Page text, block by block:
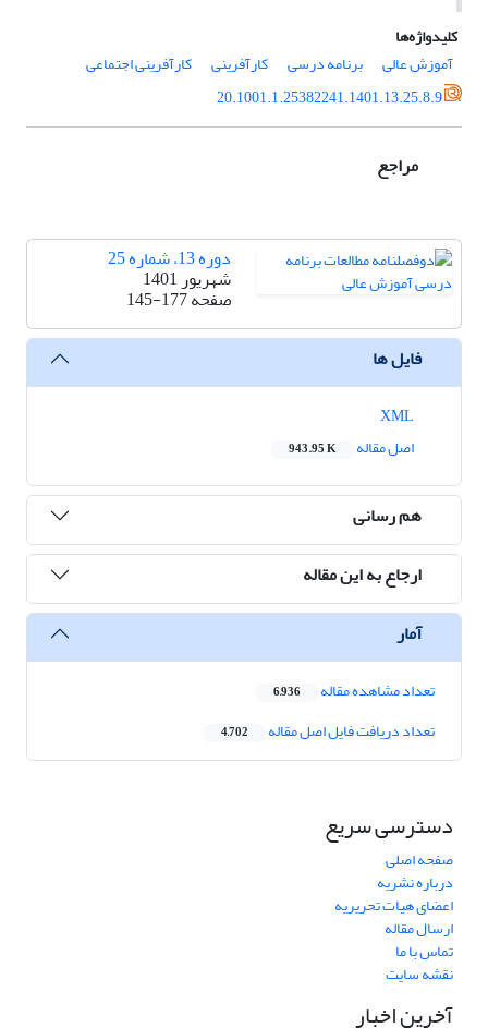
کلیدواژه‌ها
آموزش عالی
برنامه درسی کارآفرینی
کارآفرینی اجتماعی
20.1001.1.25382241.1401.13.25.8.9
مراجع
دوره 13، شماره 25
شهریور 1401
صفحه145-177
فایل ها
اصل مقاله
943.95 K
هم رسانی
ارجاع به این مقاله
آمار
تعداد مشاهده مقاله 6,936
تعداد دریافت فایل اصل مقاله 4,702
دسترسی سریع
صفحه اصلی
درباره نشریه
اعضای هیات تحریریه
ارسال مقاله
تماس با ما
نقشه سایت
آخرین اخبار